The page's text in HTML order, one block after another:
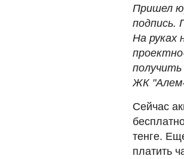
Пришел
подпись.
На руках
ЖК
Сейчас
тенге.
платить